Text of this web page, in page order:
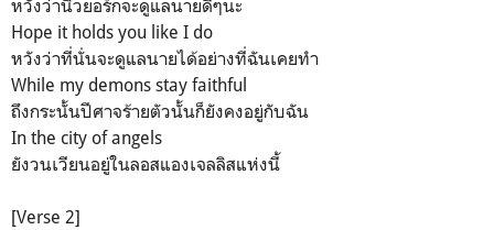
หวังว่านิวยอร์กจะดูแลนายดีๆนะ
Hope it holds you like I do
หวังว่าที่นั่นจะดูแลนายได้อย่างที่ฉันเคยทำ
While my demons stay faithful
ถึงกระนั้นปีศาจร้ายตัวนั้นก็ยังคงอยู่กับฉัน
In the city of angels
ยังวนเวียนอยู่ในลอสแองเจลลิสแห่งนี้
[Verse 2]